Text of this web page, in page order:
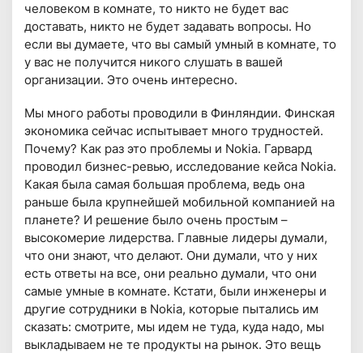
человеком в комнате, то никто не будет вас
доставать, никто не будет задавать вопросы. Но
если вы думаете, что вы самый умный в комнате, то
у вас не получится никого слушать в вашей
организации. Это очень интересно.
Мы много работы проводили в Финляндии. Финская
экономика сейчас испытывает много трудностей.
Почему? Как раз это проблемы и Nokia. Гарвард
проводил бизнес-ревью, исследование кейса Nokia.
Какая была самая большая проблема, ведь она
раньше была крупнейшей мобильной компанией на
планете? И решение было очень простым –
высокомерие лидерства. Главные лидеры думали,
что они знают, что делают. Они думали, что у них
есть ответы на все, они реально думали, что они
самые умные в комнате. Кстати, были инженеры и
другие сотрудники в Nokiа, которые пытались им
сказать: смотрите, мы идем не туда, куда надо, мы
выкладываем не те продукты на рынок. Это вещь